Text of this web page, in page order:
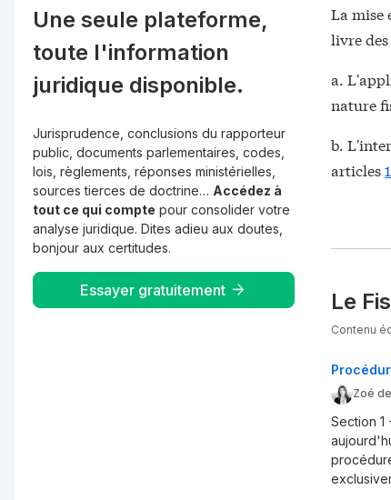
Une seule plateforme,
toute l'information
juridique disponible.
Jurisprudence, conclusions du rapporteur
public, documents parlementaires, codes,
lois, règlements, réponses ministérielles,
sources tierces de doctrine… Accédez à
tout ce qui compte pour consolider votre
analyse juridique. Dites adieu aux doutes,
bonjour aux certitudes.
Essayer gratuitement
La mise
livre
a.
nature
b.
articles
Le
Contenu
Zoé
Section